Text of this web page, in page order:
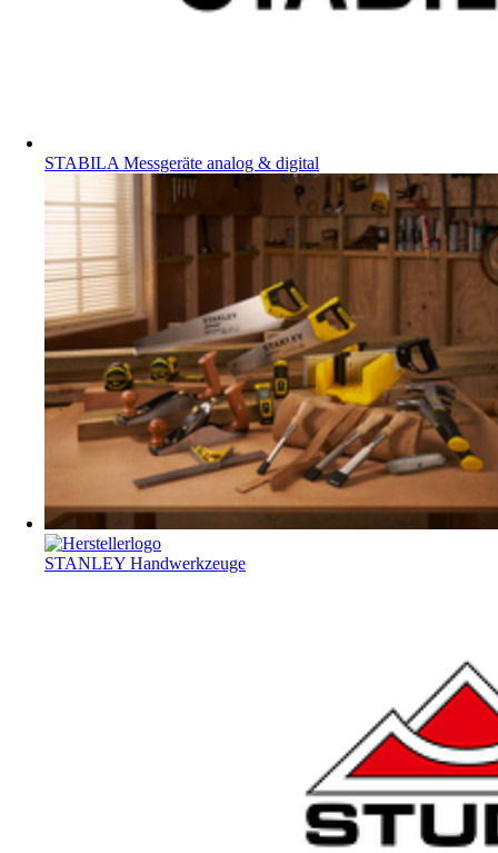
STABILA Messgeräte analog & digital
STANLEY Handwerkzeuge